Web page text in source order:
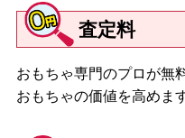
査定料
おもちゃ専門のプロが無
おもちゃの価値を高めま